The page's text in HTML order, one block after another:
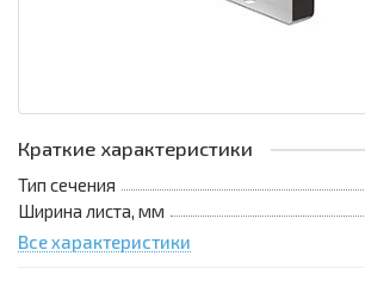
Краткие характеристики
Тип сечения
Ширина листа, мм
Все характеристики